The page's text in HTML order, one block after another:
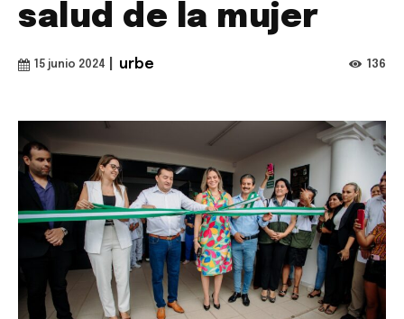
salud de la mujer
15 junio 2024 urbe 136